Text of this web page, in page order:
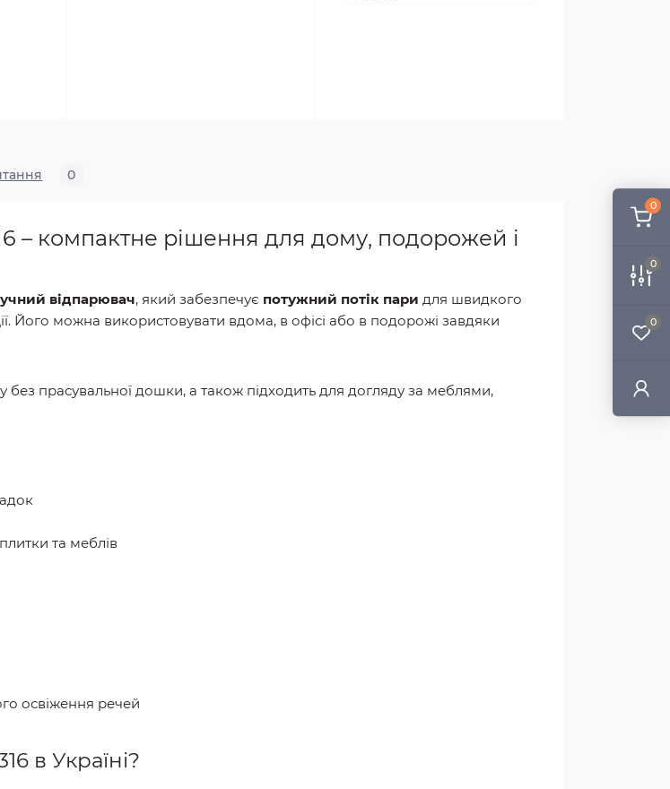
0
0
0
0
– компактне рішення для дому, подорожей і
відпарювач, який забезпечує потужний потік пари для швидкого
Його можна використовувати вдома, в офісі або в подорожі завдяки
прасувальної дошки, а також підходить для догляду за меблями,
та меблів
освіження речей
в Україні?